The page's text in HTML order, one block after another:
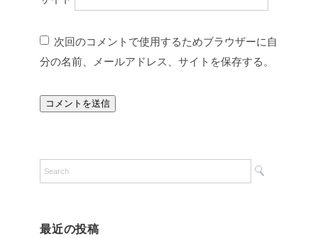
次回のコメントで使用するためブラウザーに自
分の名前、メールアドレス、サイトを保存する。
最近の投稿